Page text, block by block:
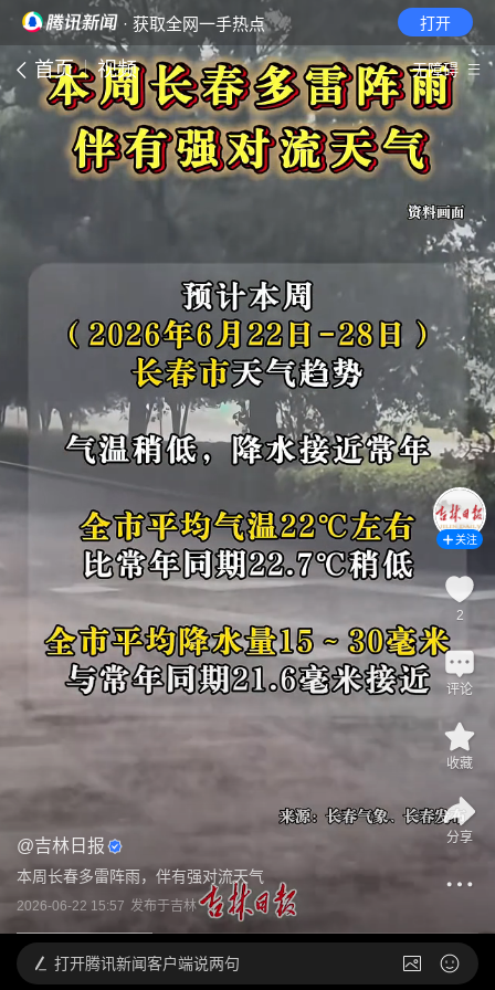
· 获取全网一手热点 打开
首页 视频 无障碍
@吉林日报
本周长春多雷阵雨，伴有强对流天气
2026-06-22 15:57 发布于吉林
关注
2
评论
收藏
分享
打开腾讯新闻客户端说两句